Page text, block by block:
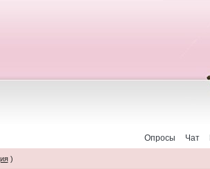
Чат
Опросы
)